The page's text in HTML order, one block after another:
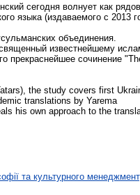
сегодня волнует как
языка (издаваемого с 2013
объединения.
известнейшему
прекраснейшее сочинение
the study covers first
translations by Yarema
his own approach to the
та культурного